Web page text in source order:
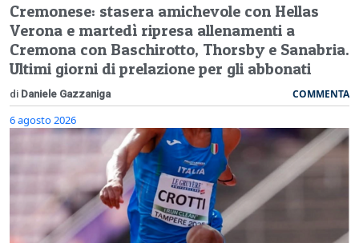
Cremonese: stasera amichevole con Hellas
Verona e martedì ripresa allenamenti a
Cremona con Baschirotto, Thorsby e Sanabria.
Ultimi giorni di prelazione per gli abbonati
di Daniele Gazzaniga COMMENTA
6 agosto 2026